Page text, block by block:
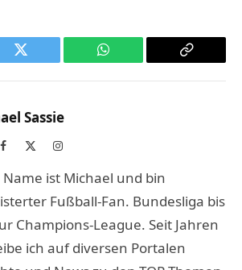
Twitter WhatsApp
Copy
Sassie
Facebook Instagram
ist Michael und bin
Fußball-Fan. Bundesliga bis
Champions-League. Seit Jahren
ich auf diversen Portalen